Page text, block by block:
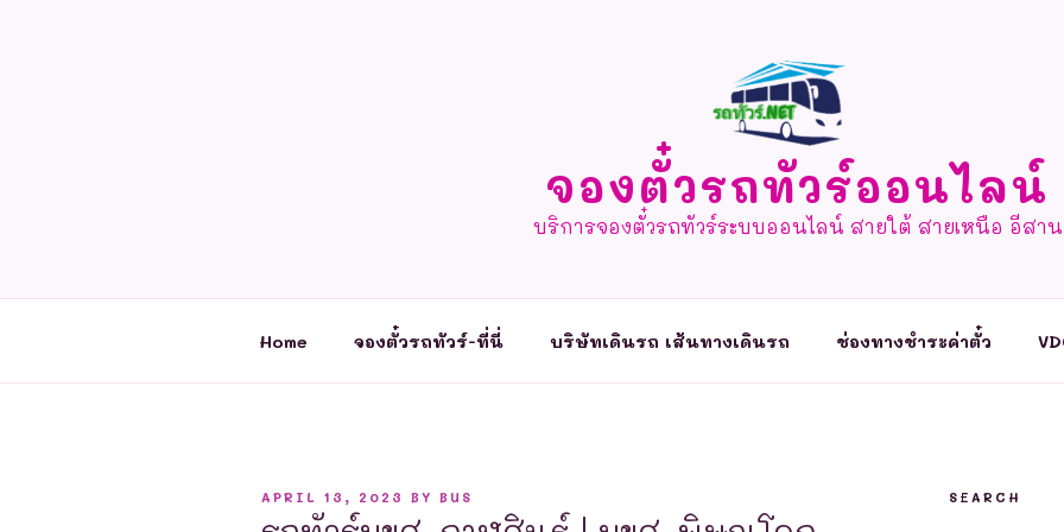
จองตั๋วรถทัวร์ออนไลน์
บริการจองตั๋วรถทัวร์ระบบออนไลน์ สายใต้ สายเหนือ อีสาน
Home จองตั๋วรถทัวร์-ที่นี่ บริษัทเดินรถ เส้นทางเดินรถ ช่องทางชำระค่าตั๋ว
POSTED
APRIL 13, 2023 BY BUS SEARCH